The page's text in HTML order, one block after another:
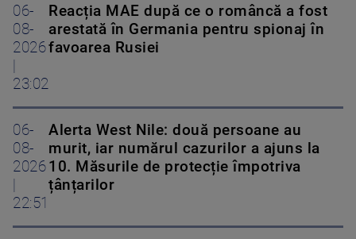
06-
08-
2026
|
23:02
Reacția MAE după ce o româncă a fost
arestată în Germania pentru spionaj în
favoarea Rusiei
06-
08-
2026
|
22:51
Alerta West Nile: două persoane au
murit, iar numărul cazurilor a ajuns la
10. Măsurile de protecție împotriva
țânțarilor